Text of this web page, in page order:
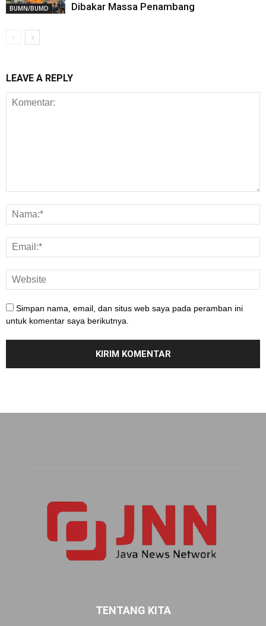
BUMN/BUMD
Dibakar Massa Penambang
LEAVE A REPLY
Simpan nama, email, dan situs web saya pada peramban ini
untuk komentar saya berikutnya.
TENTANG KITA